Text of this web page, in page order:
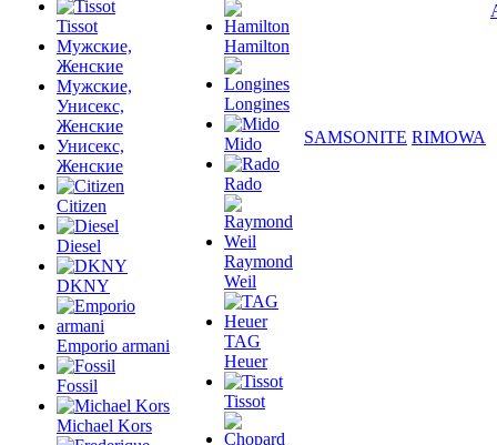
Tissot
Мужские,
Женские
Мужские,
Унисекс,
Женские
Унисекс,
Женские
Citizen
Diesel
DKNY
Emporio armani
Fossil
Michael Kors
Hamilton
Longines
Mido
Rado
Raymond
Weil
TAG
Heuer
Tissot
SAMSONITE RIMOWA